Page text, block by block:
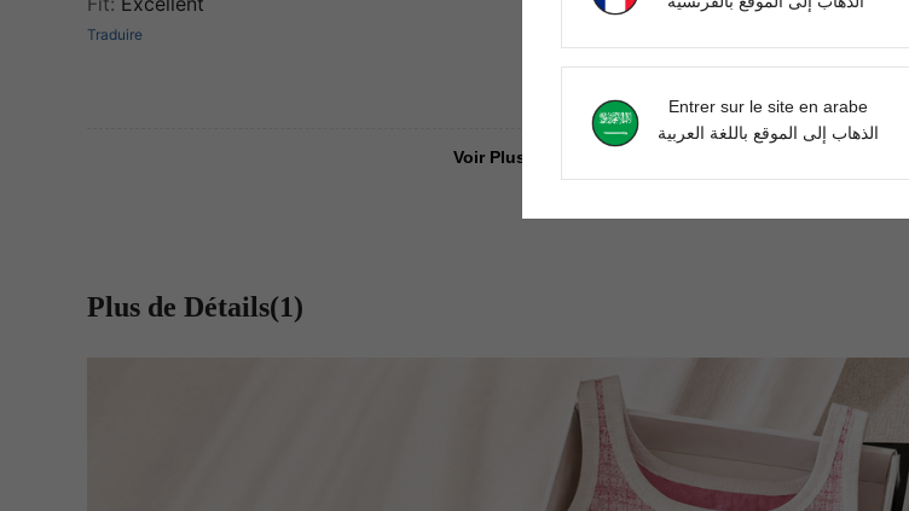
Traduire
Voir Plus D'avis
Plus de Détails(1)
Entrer sur le site en arabe
الذهاب إلى الموقع باللغة العربية